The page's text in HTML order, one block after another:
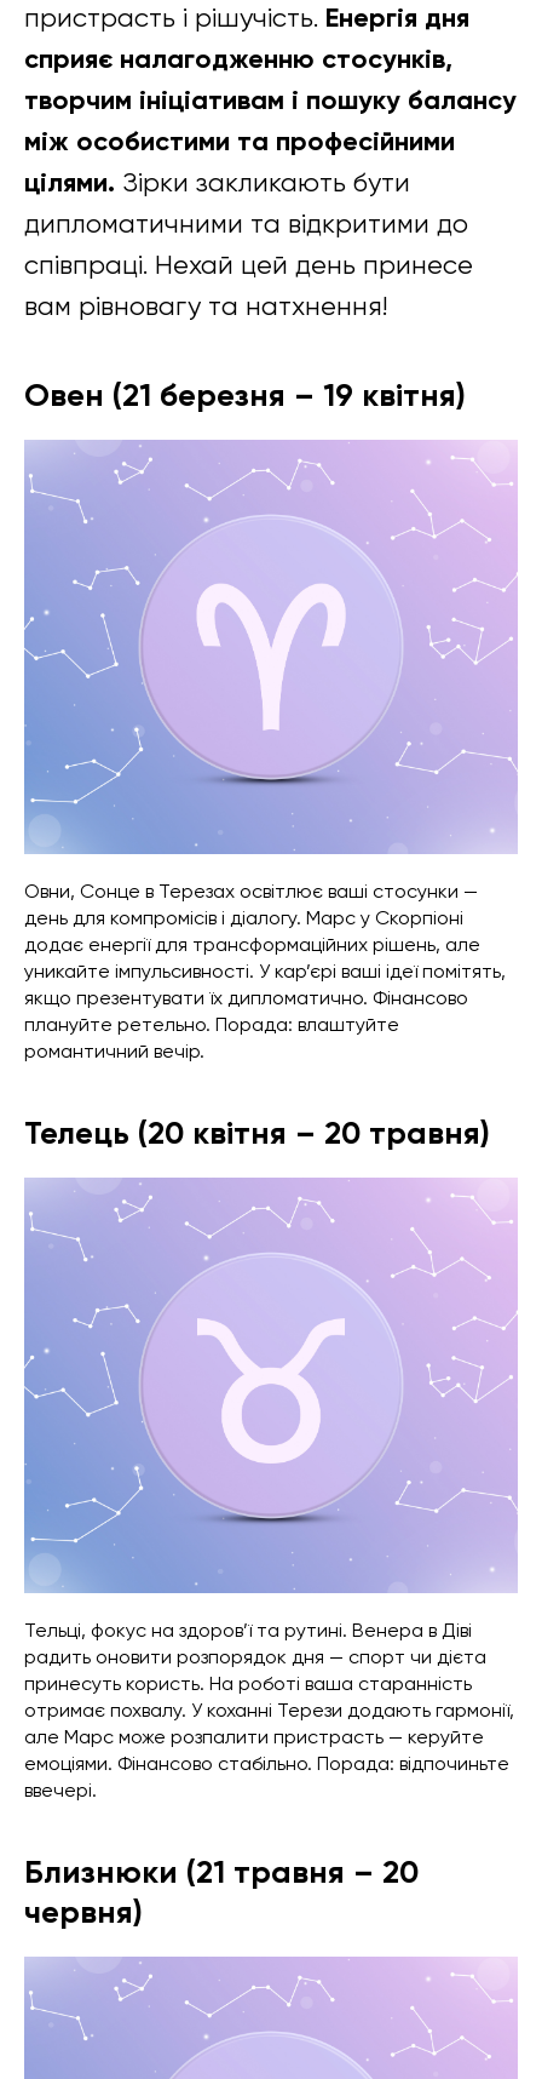
пристрасть і рішучість. Енергія дня
сприяє налагодженню стосунків,
творчим ініціативам і пошуку балансу
між особистими та професійними
цілями. Зірки закликають бути
дипломатичними та відкритими до
співпраці. Нехай цей день принесе
вам рівновагу та натхнення!
Овен (21 березня – 19 квітня)
Овни, Сонце в Терезах освітлює ваші стосунки —
день для компромісів і діалогу. Марс у Скорпіоні
додає енергії для трансформаційних рішень, але
уникайте імпульсивності. У кар’єрі ваші ідеї помітять,
якщо презентувати їх дипломатично. Фінансово
плануйте ретельно. Порада: влаштуйте
романтичний вечір.
Телець (20 квітня – 20 травня)
Тельці, фокус на здоров’ї та рутині. Венера в Діві
радить оновити розпорядок дня — спорт чи дієта
принесуть користь. На роботі ваша старанність
отримає похвалу. У коханні Терези додають гармонії,
але Марс може розпалити пристрасть — керуйте
емоціями. Фінансово стабільно. Порада: відпочиньте
ввечері.
Близнюки (21 травня – 20
червня)